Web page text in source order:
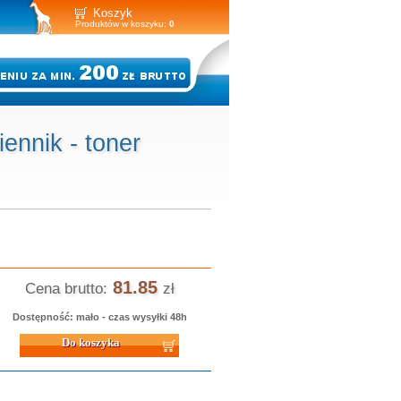
Koszyk
Produktów w koszyku: 0
- toner
Cena brutto: 81.85 zł
Dostępność: mało - czas wysyłki 48h
koszyka